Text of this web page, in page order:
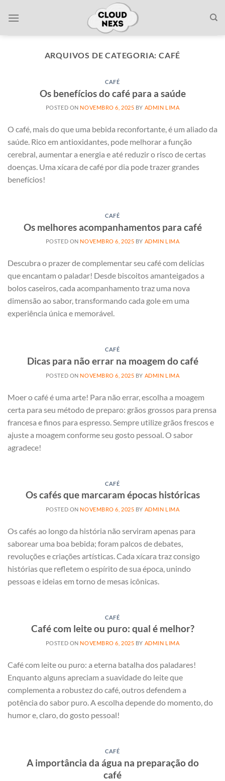
ARQUIVOS DE CATEGORIA:CAFÉ
CAFÉ
Os benefícios do café para a saúde
POSTED ON NOVEMBRO 6, 2025 BY ADMIN LIMA
O café, mais do que uma bebida reconfortante, é um aliado da
saúde. Rico em antioxidantes, pode melhorar a função
cerebral, aumentar a energia e até reduzir o risco de certas
doenças. Uma xícara de café por dia pode trazer grandes
benefícios!
CAFÉ
Os melhores acompanhamentos para café
POSTED ON NOVEMBRO 6, 2025 BY ADMIN LIMA
Descubra o prazer de complementar seu café com delícias
que encantam o paladar! Desde biscoitos amanteigados a
bolos caseiros, cada acompanhamento traz uma nova
dimensão ao sabor, transformando cada gole em uma
experiência única e memorável.
CAFÉ
Dicas para não errar na moagem do café
POSTED ON NOVEMBRO 6, 2025 BY ADMIN LIMA
Moer o café é uma arte! Para não errar, escolha a moagem
certa para seu método de preparo: grãos grossos para prensa
francesa e finos para espresso. Sempre utilize grãos frescos e
ajuste a moagem conforme seu gosto pessoal. O sabor
agradece!
CAFÉ
Os cafés que marcaram épocas históricas
POSTED ON NOVEMBRO 6, 2025 BY ADMIN LIMA
Os cafés ao longo da história não serviram apenas para
saborear uma boa bebida; foram palcos de debates,
revoluções e criações artísticas. Cada xícara traz consigo
histórias que refletem o espírito de sua época, unindo
pessoas e ideias em torno de mesas icônicas.
CAFÉ
Café com leite ou puro: qual é melhor?
POSTED ON NOVEMBRO 6, 2025 BY ADMIN LIMA
Café com leite ou puro: a eterna batalha dos paladares!
Enquanto alguns apreciam a suavidade do leite que
complementa a robustez do café, outros defendem a
potência do sabor puro. A escolha depende do momento, do
humor e, claro, do gosto pessoal!
CAFÉ
A importância da água na preparação do
café